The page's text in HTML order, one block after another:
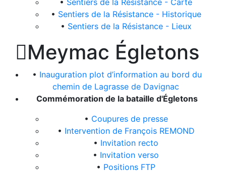
• Sentiers de la Résistance - Carte
• Sentiers de la Résistance - Historique
• Sentiers de la Résistance - Lieux
Meymac Égletons
• Inauguration plot d’information au bord du
chemin de Lagrasse de Davignac
Commémoration de la bataille d'Égletons
• Coupures de presse
• Intervention de François REMOND
• Invitation recto
• Invitation verso
• Positions FTP